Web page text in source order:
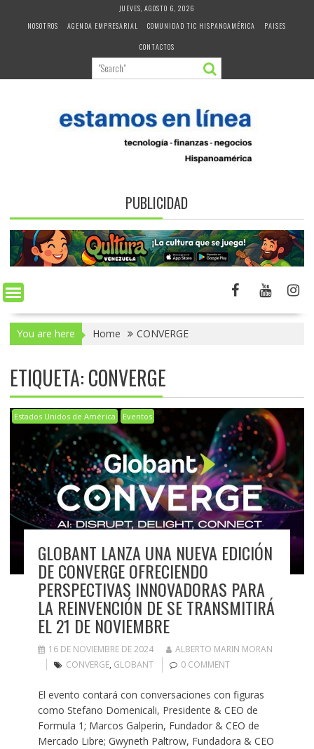
JUEVES, AGOSTO 6, 2026
NOSOTROS
AGENDA EMPRESARIAL COMUNIDAD TIC HISPANOAMÉRICA
PAISES
CONTACTOS
PUBLICIDAD
You are here Home CONVERGE
ETIQUETA:CONVERGE
Estados Unidos de América Eventos
GLOBANT LANZA UNA NUEVA EDICIÓN
DE CONVERGE OFRECIENDO
PERSPECTIVAS INNOVADORAS PARA
LA REINVENCIÓN DE SE TRANSMITIRÁ
EL 21 DE NOVIEMBRE
16 DE NOVIEMBRE DE 2024
ALBERTO MARIN MORAN
CONVERGE, GLOBANT 0 COMMENT
El evento contará con conversaciones con figuras
como Stefano Domenicali, Presidente & CEO de
Formula 1; Marcos Galperin, Fundador & CEO de
Mercado Libre; Gwyneth Paltrow, Fundadora & CEO